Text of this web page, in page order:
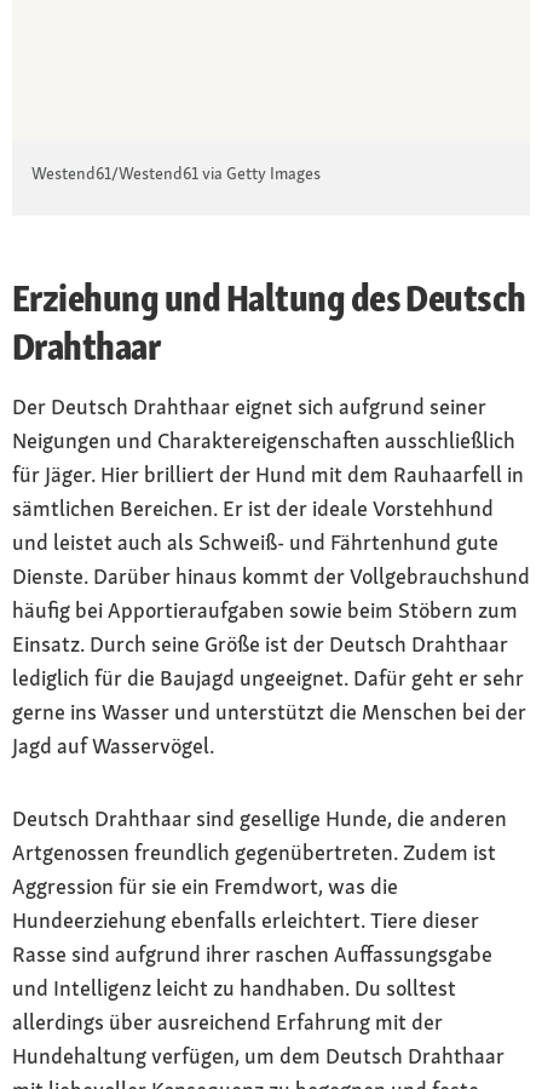
Westend61/Westend61 via Getty Images
Erziehung und Haltung des Deutsch
Drahthaar
Der Deutsch Drahthaar eignet sich aufgrund seiner
Neigungen und Charaktereigenschaften ausschließlich
für Jäger. Hier brilliert der Hund mit dem Rauhaarfell in
sämtlichen Bereichen. Er ist der ideale Vorstehhund
und leistet auch als Schweiß- und Fährtenhund gute
Dienste. Darüber hinaus kommt der Vollgebrauchshund
häufig bei Apportieraufgaben sowie beim Stöbern zum
Einsatz. Durch seine Größe ist der Deutsch Drahthaar
lediglich für die Baujagd ungeeignet. Dafür geht er sehr
gerne ins Wasser und unterstützt die Menschen bei der
Jagd auf Wasservögel.
Deutsch Drahthaar sind gesellige Hunde, die anderen
Artgenossen freundlich gegenübertreten. Zudem ist
Aggression für sie ein Fremdwort, was die
Hundeerziehung ebenfalls erleichtert. Tiere dieser
Rasse sind aufgrund ihrer raschen Auffassungsgabe
und Intelligenz leicht zu handhaben. Du solltest
allerdings über ausreichend Erfahrung mit der
Hundehaltung verfügen, um dem Deutsch Drahthaar